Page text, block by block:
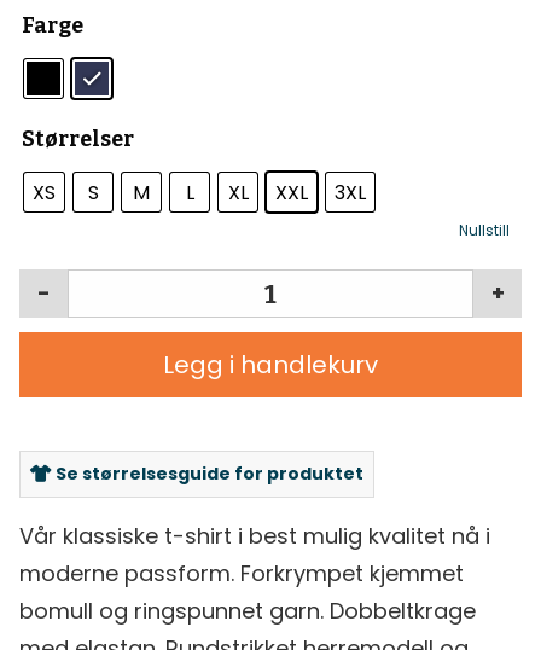
Farge
Størrelser
XS S M L XL XXL 3XL
Nullstill
+
-
Legg i handlekurv
Se størrelsesguide for produktet
Vår klassiske t-shirt i best mulig kvalitet nå i
moderne passform. Forkrympet kjemmet
bomull og ringspunnet garn. Dobbeltkrage